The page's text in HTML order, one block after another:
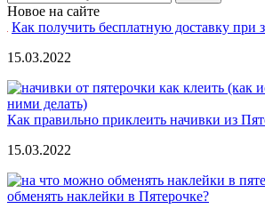
Новое на сайте
Как получить бесплатную доставку при
15.03.2022
Как правильно приклеить начивки из
15.03.2022
обменять наклейки в Пятерочке?